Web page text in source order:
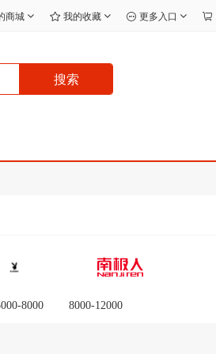
商城 我的收藏 更多入口
搜索
8000 8000-12000